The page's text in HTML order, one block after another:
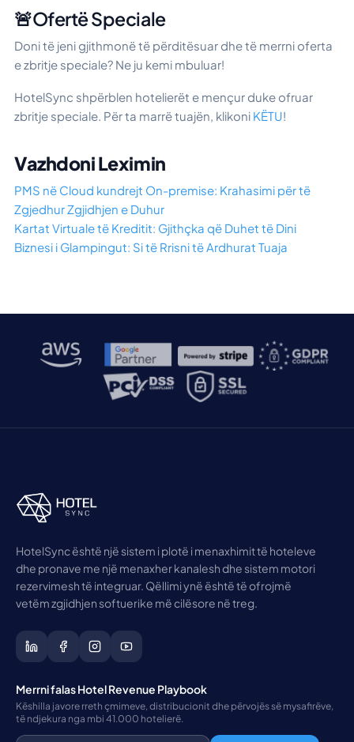
🚨Ofertë Speciale
Doni të jeni gjithmonë të përditësuar dhe të merrni oferta
e zbritje speciale? Ne ju kemi mbuluar!
HotelSync shpërblen hotelierët e mençur duke ofruar
zbritje speciale. Për ta marrë tuajën, klikoni KËTU!
Vazhdoni Leximin
PMS në Cloud kundrejt On-premise: Krahasimi për të
Zgjedhur Zgjidhjen e Duhur
Kartat Virtuale të Kreditit: Gjithçka që Duhet të Dini
Biznesi i Glampingut: Si të Rrisni të Ardhurat Tuaja
HotelSync është një sistem i plotë i menaxhimit të hoteleve
dhe pronave me një menaxher kanalesh dhe sistem motori
rezervimesh të integruar. Qëllimi ynë është të ofrojmë
vetëm zgjidhjen softuerike më cilësore në treg.
Merrni falas Hotel Revenue Playbook
Këshilla javore rreth çmimeve, distribucionit dhe përvojës së mysafirëve,
të ndjekura nga mbi 41.000 hotelierë.